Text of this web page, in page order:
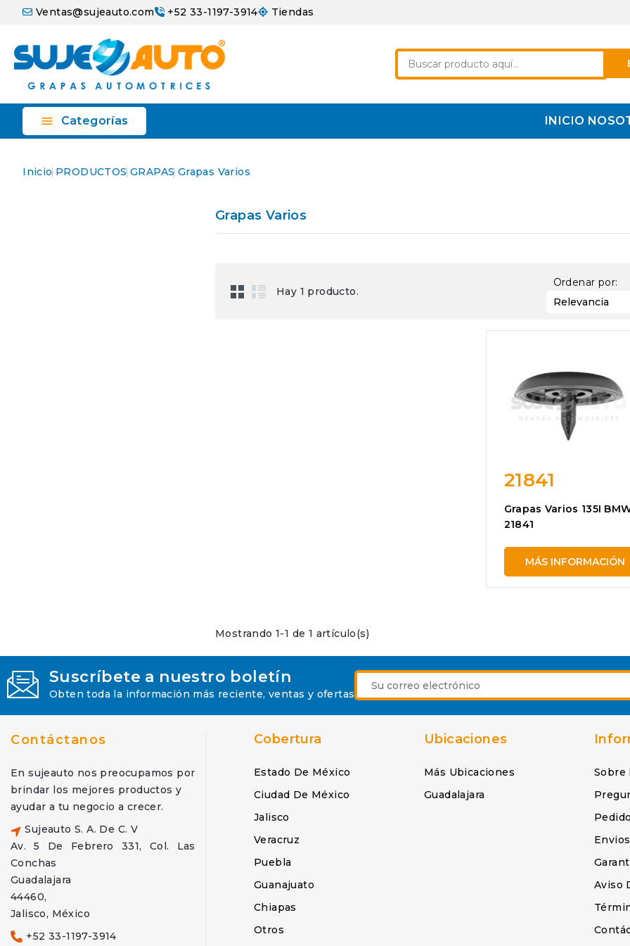
Ventas@sujeauto.com +52 33-1197-3914 Tiendas
 Categorías INICIO
Inicio PRODUCTOS GRAPAS Grapas Varios
Grapas Varios
Hay 1 producto.
Ordenar por:
Relevancia
21841
Grapas Varios 135I
21841
MÁS INFORMACIÓN
Mostrando 1-1 de 1 artículo(s)
Suscríbete a nuestro boletín
Obten toda la información más reciente, ventas y ofertas
Contáctanos
En sujeauto nos preocupamos por
brindar los mejores productos y
ayudar a tu negocio a crecer.
Sujeauto S. A. De C. V
Av. 5 De Febrero 331, Col. Las
Conchas
Guadalajara
44460,
Jalisco, México
+52 33-1197-3914
Cobertura
Estado De México
Ciudad De México
Jalisco
Veracruz
Puebla
Guanajuato
Chiapas
Otros
Ubicaciones
Más Ubicaciones
Guadalajara
Sobre
Envios
Aviso